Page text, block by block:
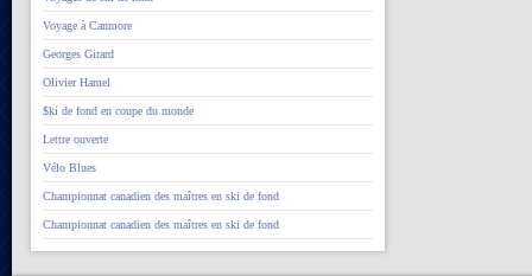
Voyage à Canmore
Georges Girard
Olivier Hamel
$ki de fond en coupe du monde
Lettre ouverte
Vélo Blues
Championnat canadien des maîtres en ski de fond
Championnat canadien des maîtres en ski de fond